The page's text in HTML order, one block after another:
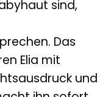
sind,
Das
Elia mit
und